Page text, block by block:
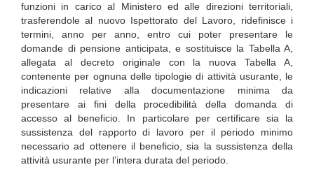
funzioni in carico al Ministero ed alle direzioni territoriali,
trasferendole al nuovo Ispettorato del Lavoro, ridefinisce i
termini, anno per anno, entro cui poter presentare le
domande di pensione anticipata, e sostituisce la Tabella A,
allegata al decreto originale con la nuova Tabella A,
contenente per ognuna delle tipologie di attività usurante, le
indicazioni relative alla documentazione minima da
presentare ai fini della procedibilità della domanda di
accesso al beneficio. In particolare per certificare sia la
sussistenza del rapporto di lavoro per il periodo minimo
necessario ad ottenere il beneficio, sia la sussistenza della
attività usurante per l’intera durata del periodo.